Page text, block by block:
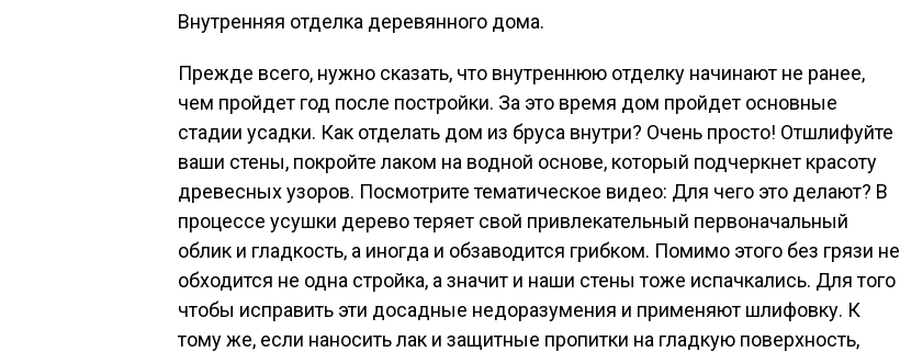
Внутренняя отделка деревянного дома.
Прежде всего, нужно сказать, что внутреннюю отделку начинают не ранее,
чем пройдет год после постройки. За это время дом пройдет основные
стадии усадки. Как отделать дом из бруса внутри? Очень просто! Отшлифуйте
ваши стены, покройте лаком на водной основе, который подчеркнет красоту
древесных узоров. Посмотрите тематическое видео: Для чего это делают? В
процессе усушки дерево теряет свой привлекательный первоначальный
облик и гладкость, а иногда и обзаводится грибком. Помимо этого без грязи не
обходится не одна стройка, а значит и наши стены тоже испачкались. Для того
чтобы исправить эти досадные недоразумения и применяют шлифовку. К
тому же, если наносить лак и защитные пропитки на гладкую поверхность,